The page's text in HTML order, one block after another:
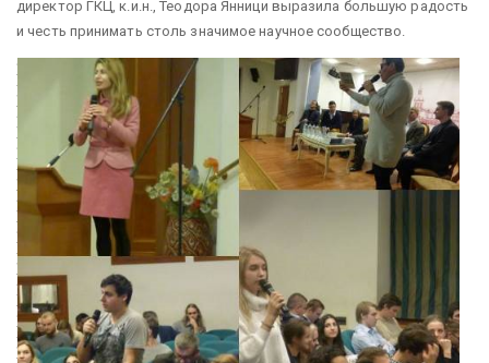
директор ГКЦ, к.и.н., Теодора Янници выразила большую радость
и честь принимать столь значимое научное сообщество.